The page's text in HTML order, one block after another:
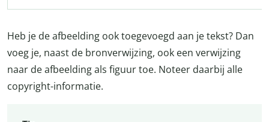
Heb je de afbeelding ook toegevoegd aan je tekst? Dan
voeg je, naast de bronverwijzing, ook een verwijzing
naar de afbeelding als figuur toe. Noteer daarbij alle
copyright-informatie.